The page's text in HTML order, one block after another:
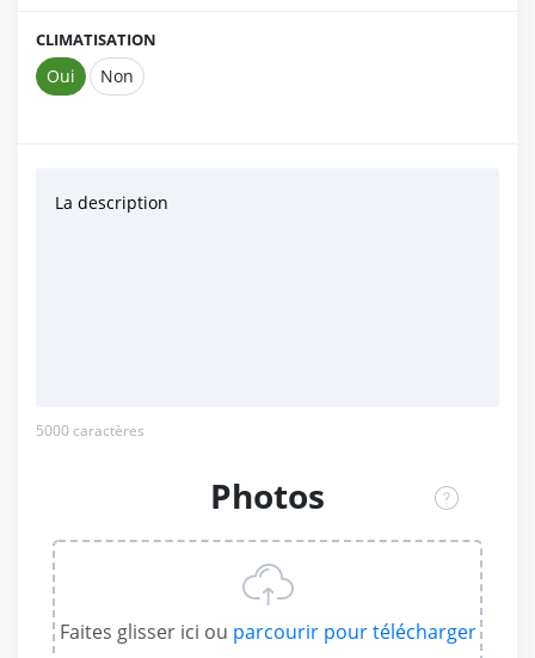
CLIMATISATION
Oui Non
La description
5000 caractères
Photos
Faites glisser ici ou parcourir pour télécharger